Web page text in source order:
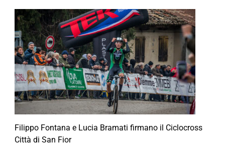
Filippo Fontana e Lucia Bramati firmano il Ciclocross
Città di San Fior